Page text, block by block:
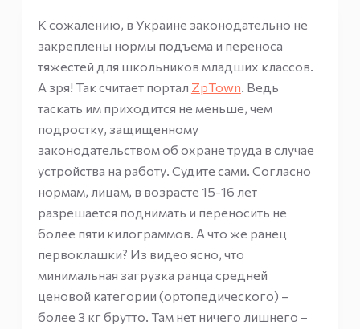
К сожалению, в Украине законодательно не
закреплены нормы подъема и переноса
тяжестей для школьников младших классов.
А зря! Так считает портал ZpTown. Ведь
таскать им приходится не меньше, чем
подростку, защищенному
законодательством об охране труда в случае
устройства на работу. Судите сами. Согласно
нормам, лицам, в возрасте 15-16 лет
разрешается поднимать и переносить не
более пяти килограммов. А что же ранец
первоклашки? Из видео ясно, что
минимальная загрузка ранца средней
ценовой категории (ортопедического) –
более 3 кг брутто. Там нет ничего лишнего –